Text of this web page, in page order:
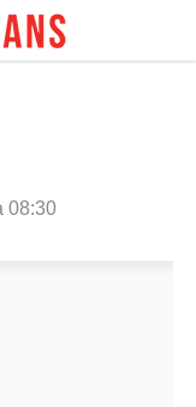
08:30